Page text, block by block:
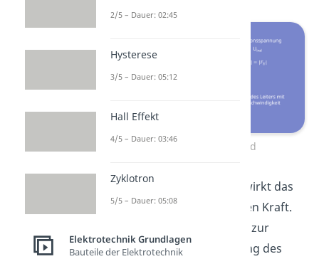
Leiter im Magnetfeld
DieLadungstrennung
bewirkt das
Auftreten einer elektrischen Kraft.
Sie wirkt entgegengesetzt zur
Lorentzkraft. Bei Bewegung des
2/5 – Dauer: 02:45
Hysterese
3/5 – Dauer: 05:12
Hall Effekt
4/5 – Dauer: 03:46
Zyklotron
5/5 – Dauer: 05:08
Elektrotechnik Grundlagen
Bauteile der Elektrotechnik